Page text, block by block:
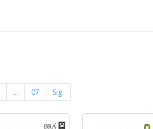
... 07 Sig.